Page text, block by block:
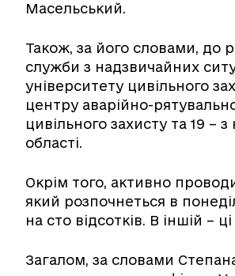
Масельський.
Також, за його словами, до
служби з надзвичайних
університету цивільного
центру аварійно-
цивільного захисту та 19 –
області.
Окрім того, активно
який розпочнеться в
на сто відсотків. В іншій –
Загалом, за словами